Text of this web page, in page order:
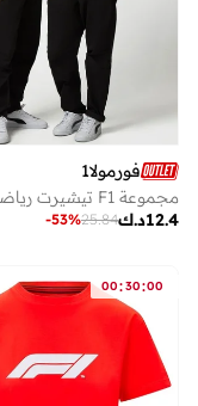
فورمولا1
د.ك12.4
25.84
-53%
00:30:00